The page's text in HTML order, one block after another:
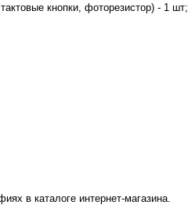
кнопки, фоторезистор) - 1 шт;
в каталоге интернет-магазина.